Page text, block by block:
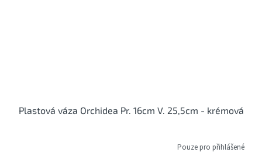
Plastová váza Orchidea Pr. 16cm V. 25,5cm - krémová
Pouze pro přihlášené